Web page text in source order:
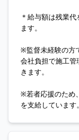
＊給与額は残業
ます。
※監督未経験の方
会社負担で施工
きます。
※若者応援のため
を支給しています。